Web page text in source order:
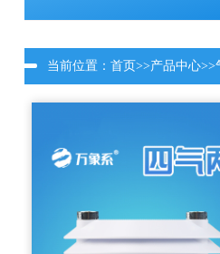
当前位置： 首页>>产品中心>>